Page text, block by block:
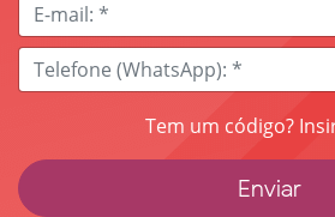
Tem um código?